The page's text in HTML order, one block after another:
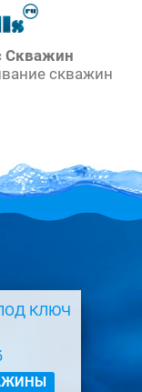
Скважин
скважин
КЛЮЧ